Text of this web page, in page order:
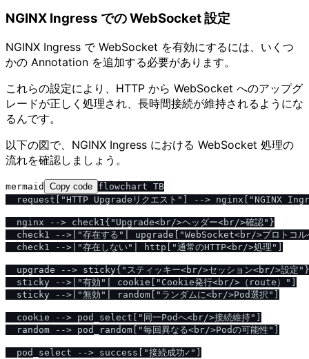
NGINX Ingress での WebSocket 設定
NGINX Ingress で WebSocket を有効にするには、いくつ
かの Annotation を追加する必要があります。
これらの設定により、HTTP から WebSocket へのアップグ
レードが正しく処理され、長時間接続が維持されるようにな
るんです。
以下の図で、NGINX Ingress における WebSocket 処理の
流れを確認しましょう。
mermaid Copy code flowchart TB
request["HTTP Upgradeリクエスト"] --> nginx["NGINX
  nginx --> check1{"Upgrade<br/>ヘッダー<br/>確認"}
check1 -->|"存在する"| upgrade["WebSocket<br/>プロトコル
  check1 -->|"存在しない"| http["通常のHTTP<br/>処理"]
  upgrade --> sticky{"スティッキー<br/>セッション<br/>設定"}
  sticky -->|"有効"| cookie["Cookie発行<br/>（route）"]
  sticky -->|"無効"| random["ランダムに<br/>Pod選択"]
  cookie --> pod_select["同一Podへ<br/>接続維持"]
  random --> pod_random["毎回異なる<br/>Podの可能性"]
  pod_select --> success["接続成功✓"]